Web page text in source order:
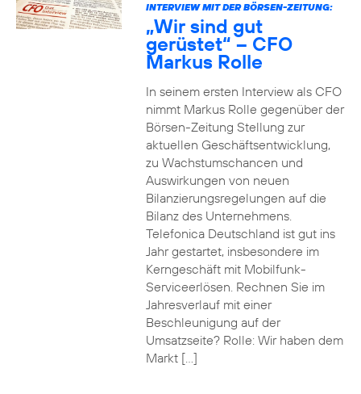
INTERVIEW MIT DER BÖRSEN-ZEITUNG:
„Wir sind gut
gerüstet“ – CFO
Markus Rolle
In seinem ersten Interview als CFO
nimmt Markus Rolle gegenüber der
Börsen-Zeitung Stellung zur
aktuellen Geschäftsentwicklung,
zu Wachstumschancen und
Auswirkungen von neuen
Bilanzierungsregelungen auf die
Bilanz des Unternehmens.
Telefonica Deutschland ist gut ins
Jahr gestartet, insbesondere im
Kerngeschäft mit Mobilfunk-
Serviceerlösen. Rechnen Sie im
Jahresverlauf mit einer
Beschleunigung auf der
Umsatzseite? Rolle: Wir haben dem
Markt […]